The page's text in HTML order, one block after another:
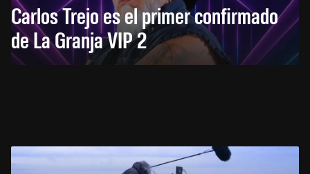
Carlos Trejo es el primer confirmado
de La Granja VIP 2